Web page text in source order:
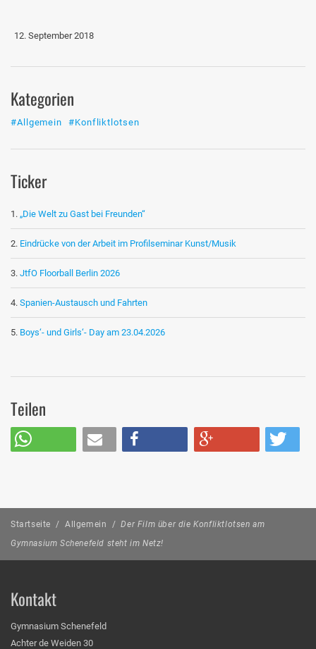
12. September 2018
Kategorien
#Allgemein #Konfliktlotsen
Ticker
„Die Welt zu Gast bei Freunden“
Eindrücke von der Arbeit im Profilseminar Kunst/Musik
JtfO Floorball Berlin 2026
Spanien-Austausch und Fahrten
Boys‘- und Girls‘- Day am 23.04.2026
Teilen
Startseite / Allgemein /Der Film über die Konfliktlotsen am
Gymnasium Schenefeld steht im Netz!
Kontakt
Gymnasium Schenefeld
Achter de Weiden 30